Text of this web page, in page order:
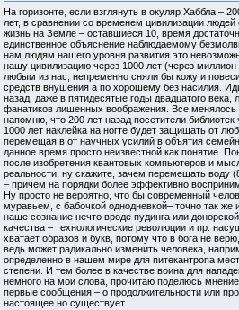
На горизонте, если взглянуть в окуляр Хаббла –
лет, в сравнении со временем цивилизации
жизнь на Земле – оставшиеся 10, время
единственное объяснение наблюдаемому
нам людям нашего уровня развития это
нашу цивилизацию через 1000 лет (через
любым из нас, непременно сняли бы кожу и
средств внушения а по хорошему без насилия.
назад, даже в пятидесятые годы двадцатого
фанатиков лишенных воображения. Все менялось
напомню, что 200 лет назад посетители
1000 лет наклейка на ногте будет защищать от
перемещая в от научных усилий в объятия
данное время просто неизвестной как понятие.
после изобретения квантовых компьютеров и
реальности, ну скажите, зачем перемещать воду
– причем на порядки более эффективно
Ну просто не вероятно, что бы современный
муравьем, с бабочкой однодневкой– точно так
наше сознание нечто вроде пудинга или
качества – технологические революции и пр.
хватает образов и букв, потому что в бога не
ведь может радикально изменить человека,
определенно в нашем мире для питекантропа
степени. И тем более в качестве воина для
немного на мои слова, прочитаю поделюсь
первые сообщения – о продолжительности или
настоящее но существует .